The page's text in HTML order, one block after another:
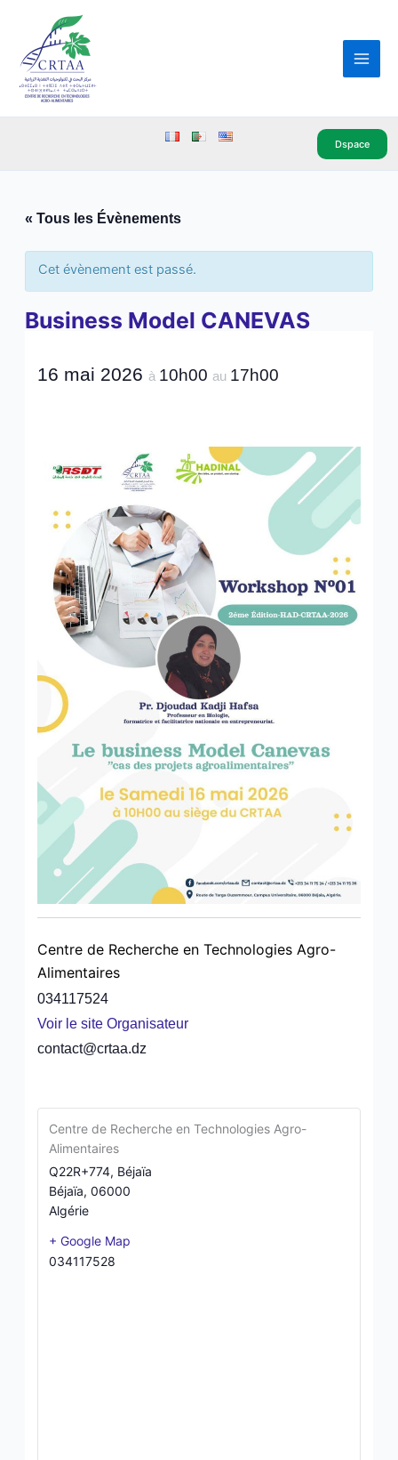
contenu
Dspace
« Tous les Évènements
Cet évènement est passé.
Business Model CANEVAS
16 mai 2026 à 10h00 au 17h00
Centre de Recherche en Technologies Agro-
Alimentaires
034117524
Voir le site Organisateur
contact@crtaa.dz
Centre de Recherche en Technologies Agro-
Alimentaires
Q22R+774, Béjaïa
Béjaïa, 06000
Algérie
+ Google Map
034117528